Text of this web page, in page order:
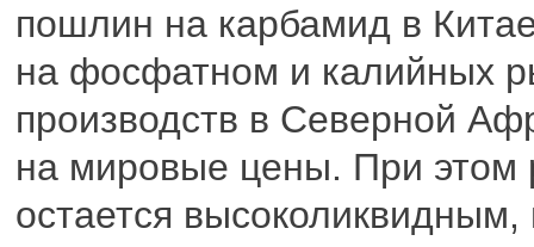
пошлин на карбамид в
на фосфатном и калийных
производств в Северной
на мировые цены. При этом
остается